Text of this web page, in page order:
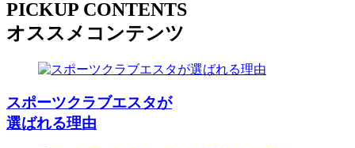
PICKUP CONTENTS
オススメコンテンツ
スポーツクラブエスタが
選ばれる理由